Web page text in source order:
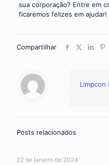
sua corporação? Entre em
ficaremos felizes em ajudar!
Compartilhar
Limpcon
Posts relacionados
22 de janeiro de 2024